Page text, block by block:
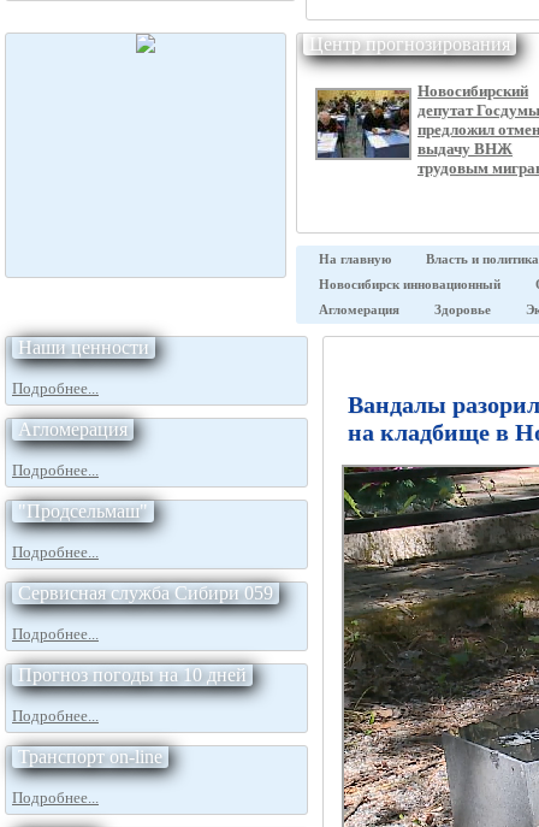
Центр прогнозирования
Новосибирский
депутат Госдумы
предложил
выдачу ВНЖ
трудовым
На главную
Власть и политика
Новосибирск инновационный
Агломерация
Здоровье
Наши ценности
Подробнее...
Агломерация
Подробнее...
"Продсельмаш"
Подробнее...
Сервисная служба Сибири 059
Подробнее...
Прогноз погоды на 10 дней
Подробнее...
Транспорт on-line
Подробнее...
Вандалы
на кладбище в